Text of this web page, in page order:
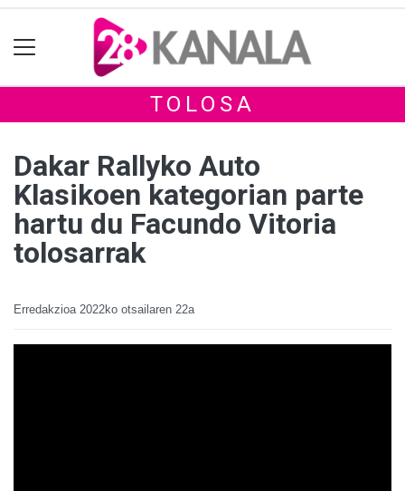
TOLOSA
Dakar Rallyko Auto
Klasikoen kategorian parte
hartu du Facundo Vitoria
tolosarrak
Erredakzioa 2022ko otsailaren 22a